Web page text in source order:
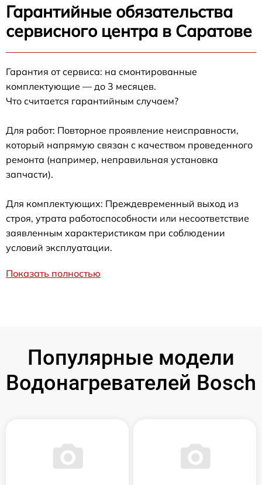
Гарантийные обязательства
сервисного центра в Саратове
Гарантия от сервиса: на смонтированные
комплектующие — до 3 месяцев.
Что считается гарантийным случаем?
Для работ: Повторное проявление неисправности,
который напрямую связан с качеством проведенного
ремонта (например, неправильная установка
запчасти).
Для комплектующих: Преждевременный выход из
строя, утрата работоспособности или несоответствие
заявленным характеристикам при соблюдении
условий эксплуатации.
Показать полностью
Популярные модели
Водонагревателей Bosch